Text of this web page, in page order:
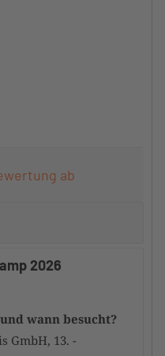
ab
2026
wann besucht?
GmbH, 13. -